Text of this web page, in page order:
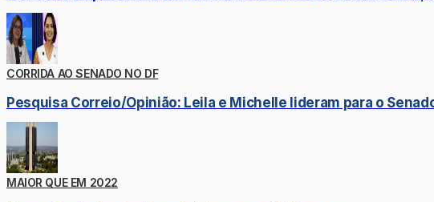
CORRIDA AO SENADO NO DF
Pesquisa Correio/Opinião: Leila e Michelle lideram para o
MAIOR QUE EM 2022